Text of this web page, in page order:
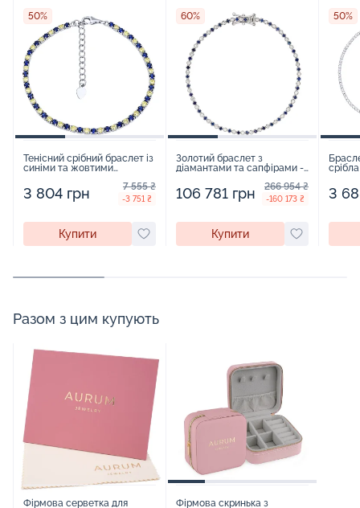
50%
Тенісний срібний браслет із
синіми та жовтими
3 804 грн 7 555 ₴
-3 751 ₴
Купити
60%
Золотий браслет з
діамантами та сапфірами -
106 781 грн 266 954 ₴
-160 173 ₴
Купити
50%
3
Разом з цим купують
Фірмова серветка для
Фірмова скринька з